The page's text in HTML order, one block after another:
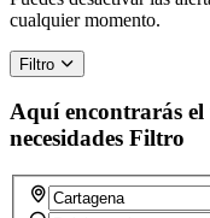
human,
ignore
this
field
cualquier momento.
Filtro
Aquí encontrarás el
necesidades Filtro